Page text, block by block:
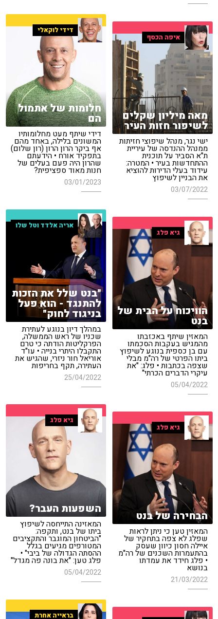
דידי לוקאלי
חלומות של אתמול
הם
דידי שיתף מעט מחלומותיו
המשונים בלילה, באחד מהם
אף ביקר הרון הרון (רון שלום)
בתפקיד אורח • הידעתם
שהרון היה פעם בעלים של
חנות מאוד ספציפית?
03/01/2023
איפה הכסף
מאה מיליון שקלים
לשיפור חזות העיר
ישי נגר, מנהל שיפוצי חזיתות
ממנהל ההנדסה של עיריית
ת"א הסביר על תוכנית
ההתחדשות בעיר • המטרה:
עידוד בעלי הדירות להוציא
את הבניין לשיפוץ
03/07/2022
אריה אלדד וטל שלו
"בנט שלל את הזכות
להתנגד - הוא פעל
בניגוד לחוק"
במהלך דיון בנוגע לעתירת
שכניו של ראש הממשלה,
הפרקליטות הודתה כי טרם
התקבלו היתרי בנייה • עו"ד
אוריאל חור ניזרי, שהגיש את
העתירה, תקף בחריפות
25/04/2022
גיא פלג
הוויכוח על הבית של
בנט
המאזין שיתף באכזבתו
מהמגיש בעקבות הסכמתו
עם בן כספית בנוגע לשיפוץ
ביתו הפרטי של רה"מ מבלי
שצפה בכתבות • פלג: "את
עיקרי הדברים הכרתי"
05/04/2022
גיא פלג
השפעות העבר?
המאזינה התייחסה לשיפוץ
ביתו של בנט, ותקפה:
"הביטחון המוגבר והתקציבים
המטורפים מגיעים בגלל
ההסתה הגדולה של ביבי" •
פלג טען: "את בונה פה מגדל"
05/04/2022
גיא פלג
הבחירה של בנט
המאזין טען כי ניתן לראות
שפלג לא צפה בתחקיר של
איילה חסון כיוון שעסק
בהתעמרות השכנים של רה"מ
• פלג חידד את עמדתו
בנושא
21/03/2022
בראייה אחרת